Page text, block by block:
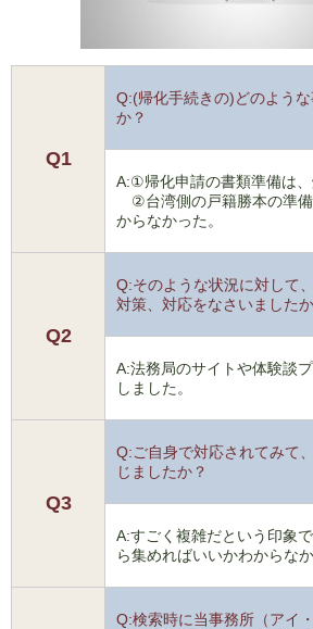
Q1
Q:(帰化手続きの)どのよう
か？
A:①帰化申請の書類準備は、
②台湾側の戸籍勝本の準備
からなかった。
Q2
Q:そのような状況に対して
対策、対応をなさいました
A:法務局のサイトや体験談
しました。
Q3
Q:ご自身で対応されてみて
じましたか？
A:すごく複雑だという印象
ら集めればいいかわからなか
Q:検索時に当事務所（アイ